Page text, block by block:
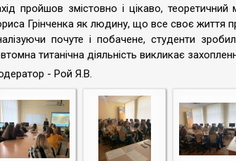
пройшов змістовно і цікаво,
Грінченка як людину, що все своє життя
почуте і побачене, студенти
титанічна діяльність викликає
- Рой Я.В.